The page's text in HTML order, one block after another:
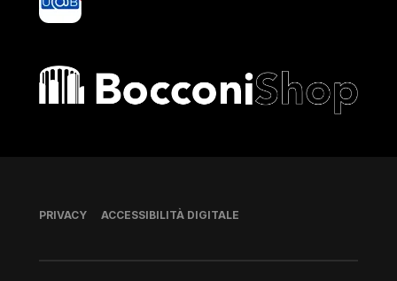
Bocconi shop
Piè di pagina
PRIVACY ACCESSIBILITÀ DIGITALE